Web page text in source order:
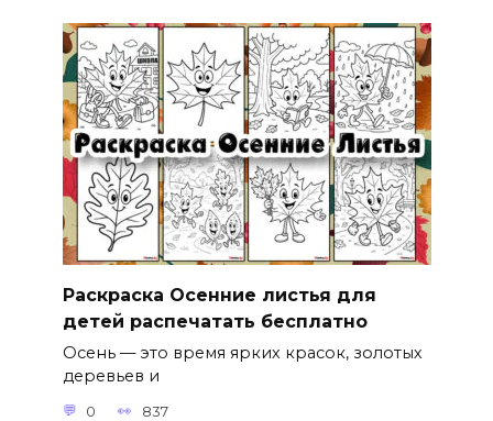
Раскраска Осенние листья для
детей распечатать бесплатно
Осень — это время ярких красок, золотых
деревьев и
0 837